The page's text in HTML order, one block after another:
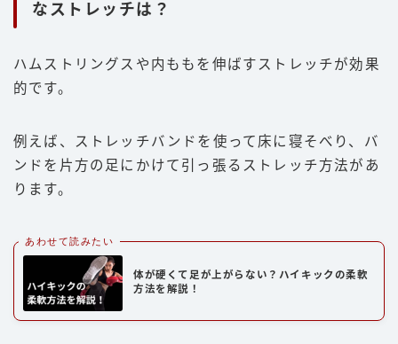
なストレッチは？
ハムストリングスや内ももを伸ばすストレッチが効果
的です。
例えば、ストレッチバンドを使って床に寝そべり、バ
ンドを片方の足にかけて引っ張るストレッチ方法があ
ります。
あわせて読みたい
体が硬くて足が上がらない？ハイキックの柔軟
方法を解説！